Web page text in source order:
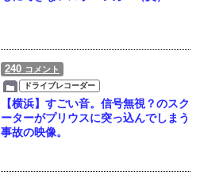
240 コメント
ドライブレコーダー
【横浜】すごい音。信号無視？のスク
ーターがプリウスに突っ込んでしまう
事故の映像。